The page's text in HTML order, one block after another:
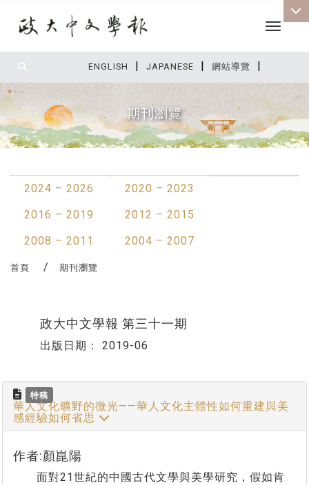
ENGLISH | JAPANESE | 網站導覽 |
Toggle
期刊瀏覽
2024 – 2026
2020 – 2023
2016 – 2019
2012 – 2015
2008 – 2011
2004 – 2007
首頁 期刊瀏覽
政大中文學報 第三十一期
出版日期： 2019-06
特稿
華人文化曠野的微光——華人文化主體性如何重建與美
感經驗如何省思
作者:顏崑陽
面對21世紀的中國古代文學與美學研究，假如肯